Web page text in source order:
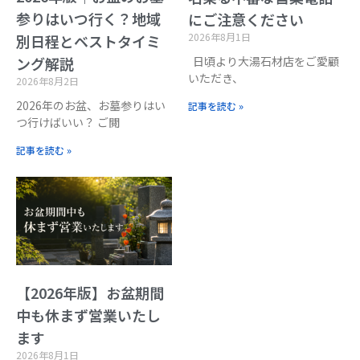
参りはいつ行く？地域
別日程とベストタイミ
ング解説
2026年8月2日
2026年のお盆、お墓参りはい
つ行けばいい？ ご閲
記事を読む »
にご注意ください
2026年8月1日
日頃より大湯石材店をご愛顧
いただき、
記事を読む »
【2026年版】お盆期間
中も休まず営業いたし
ます
2026年8月1日